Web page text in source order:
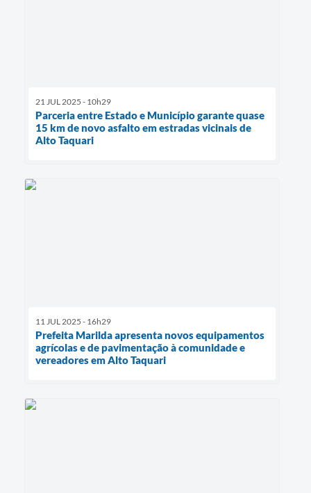
21 JUL 2025 - 10h29
Parceria entre Estado e Município garante quase
15 km de novo asfalto em estradas vicinais de
Alto Taquari
11 JUL 2025 - 16h29
Prefeita Marilda apresenta novos equipamentos
agrícolas e de pavimentação à comunidade e
vereadores em Alto Taquari